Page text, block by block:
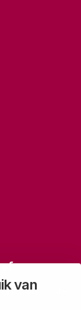
van
ons laatste